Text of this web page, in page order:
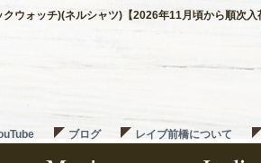
ウォッチ)(ネルシャツ)【2026年11月頃から順次入
ブログ レイブ前橋について